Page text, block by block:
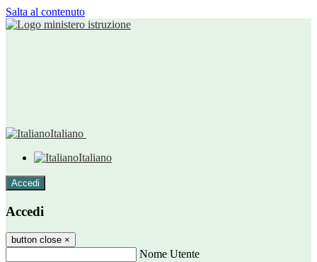
Salta al contenuto
Italiano
Italiano
Accedi
Accedi
button close ×
Nome Utente